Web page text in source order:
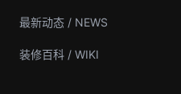
最新动态 / NEWS
装修百科 / WIKI